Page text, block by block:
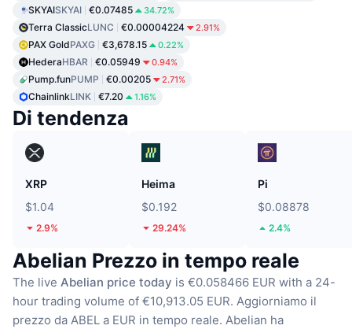
SKYAISKYAI €0.07485 34.72%
Terra ClassicLUNC €0.00004224 2.91%
PAX GoldPAXG €3,678.15 0.22%
HederaHBAR €0.05949 0.94%
Pump.funPUMP €0.00205 2.71%
ChainlinkLINK €7.20 1.16%
Di tendenza
XRP
$1.04
2.9%
Heima
$0.192
29.24%
Pi
$0.08878
2.4%
Abelian Prezzo in tempo reale
The live Abelian price today is €0.058466 EUR with a 24-
hour trading volume of €10,913.05 EUR. Aggiorniamo il
prezzo da ABEL a EUR in tempo reale. Abelian ha